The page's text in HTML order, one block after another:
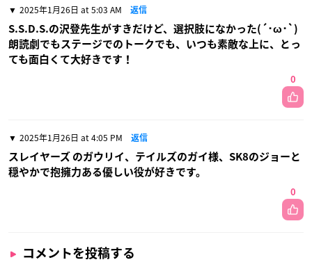
2025年1月26日 at 5:03 AM 返信
S.S.D.S.の沢登先生がすきだけど、選択肢になかった(´･ω･`)
朗読劇でもステージでのトークでも、いつも素敵な上に、とっ
ても面白くて大好きです！
0
2025年1月26日 at 4:05 PM 返信
スレイヤーズ のガウリイ、テイルズのガイ様、SK8のジョーと
穏やかで抱擁力ある優しい役が好きです。
0
コメントを投稿する